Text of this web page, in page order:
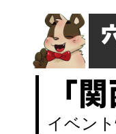
「
イベン